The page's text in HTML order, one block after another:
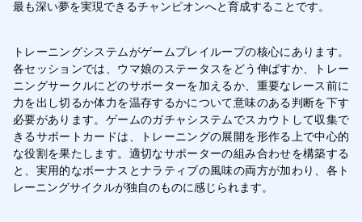
最も深い夢を実現できるチャンピオンへと育成することです。
トレーニングシステムがゲームプレイループの核心にあります。
各セッションでは、ウマ娘のステータスをどう伸ばすか、トレー
ニングサークルにどのサポーターを加えるか、重要なレース前に
力を出し切るか体力を温存するかについて意味のある判断を下す
必要があります。ゲームのガチャシステムでスカウトして収集で
きるサポートカードは、トレーニングの展開を形作る上で中心的
な役割を果たします。適切なサポーターの組み合わせを構築する
と、実用的なボーナスとナラティブの風味の両方が加わり、各ト
レーニングサイクルが独自のものに感じられます。